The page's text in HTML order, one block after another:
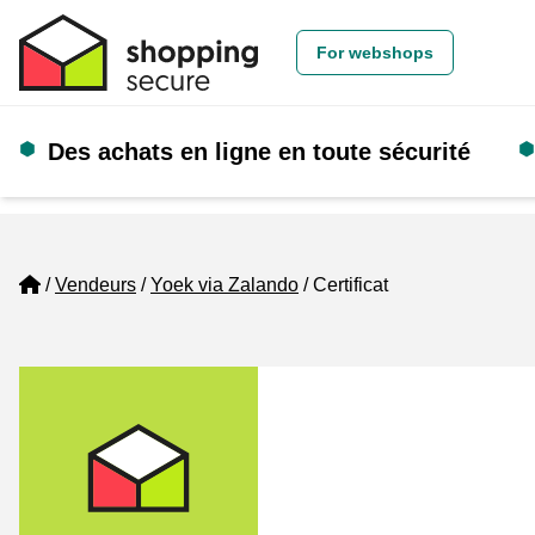
For webshops
Des achats en ligne en toute sécurité
Home
Vendeurs Yoek via Zalando Certificat